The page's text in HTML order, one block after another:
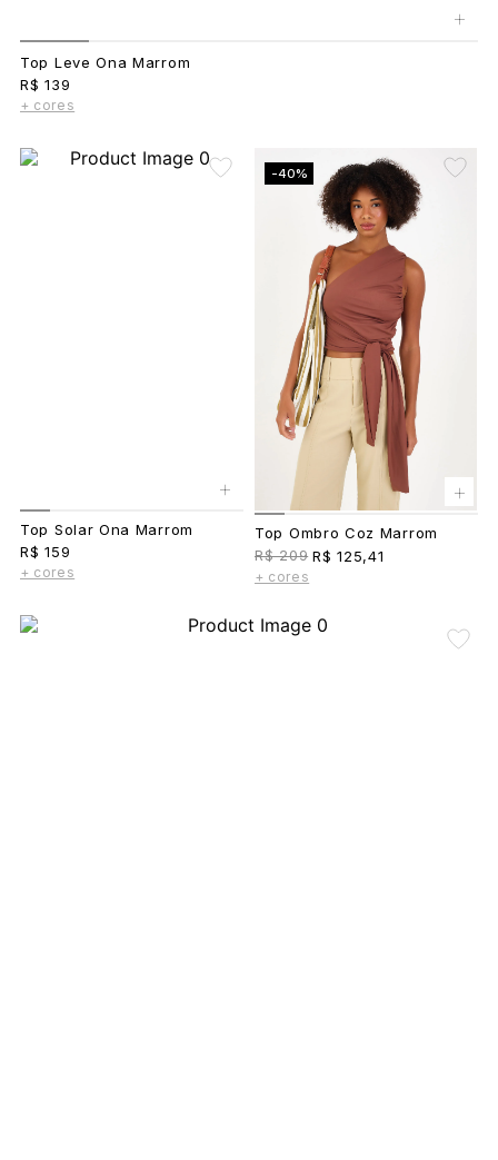
+
Top Leve Ona Marrom
R$ 139
+ cores
+
Top Solar Ona Marrom
R$ 159
+ cores
-40%
+
Top Ombro Coz Marrom
R$ 209 R$ 125,41
+ cores